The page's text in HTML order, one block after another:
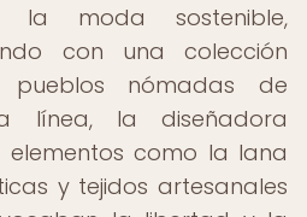
la moda sostenible,
con una colección
nómadas de
línea, la diseñadora
como la lana
y tejidos artesanales